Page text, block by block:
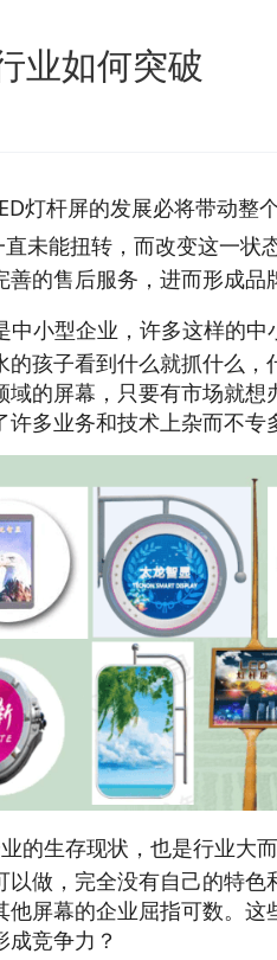
业如何突破
灯杆屏的发展必将带动整
未能扭转，而改变这一状
的售后服务，进而形成品
中小型企业，许多这样的
孩子看到什么就抓什么
的屏幕，只要有市场就
多业务和技术上杂而不专
的生存现状，也是行业大
做，完全没有自己的特色
屏幕的企业屈指可数。这
竞争力？